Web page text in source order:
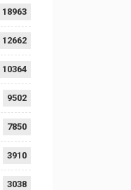
18963
12662
10364
9502
7850
3910
3038